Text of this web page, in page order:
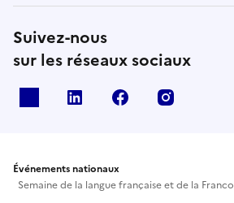
Suivez-nous
sur les réseaux sociaux
Linkedin Facebook
Événements nationaux
Semaine de la langue française et de la